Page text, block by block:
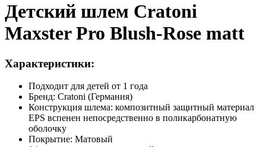
Детский шлем Cratoni
Maxster Pro Blush-Rose matt
Характеристики:
Подходит для детей от 1 года
Бренд: Cratoni (Германия)
Конструкция шлема: композитный защитный материал
EPS вспенен непосредственно в поликарбонатную
оболочку
Покрытие: Матовый